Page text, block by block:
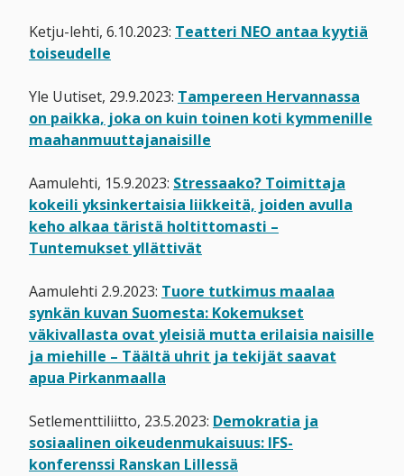
Ketju-lehti, 6.10.2023: Teatteri NEO antaa kyytiä
toiseudelle
Yle Uutiset, 29.9.2023: Tampereen Hervannassa
on paikka, joka on kuin toinen koti kymmenille
maahanmuuttajanaisille
Aamulehti, 15.9.2023: Stressaako? Toimittaja
kokeili yksin­kertaisia liikkeitä, joiden avulla
keho alkaa täristä holtittomasti –
Tuntemukset yllättivät
Aamulehti 2.9.2023: Tuore tutkimus maalaa
synkän kuvan Suomesta: Kokemukset
väkivallasta ovat yleisiä mutta erilaisia naisille
ja miehille – Täältä uhrit ja tekijät saavat
apua Pirkanmaalla
Setlementtiliitto, 23.5.2023: Demokratia ja
sosiaalinen oikeudenmukaisuus: IFS-
konferenssi Ranskan Lillessä